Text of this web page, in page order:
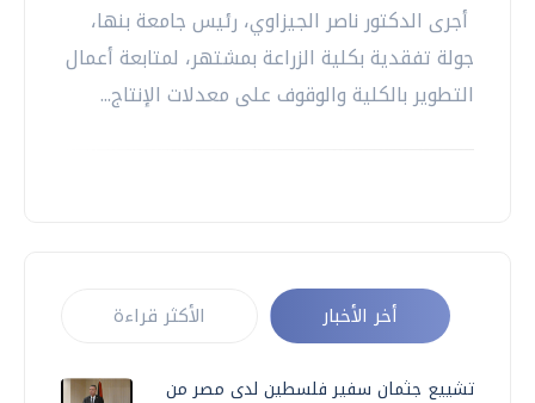
أجرى الدكتور ناصر الجيزاوي، رئيس جامعة بنها،
جولة تفقدية بكلية الزراعة بمشتهر، لمتابعة أعمال
التطوير بالكلية والوقوف على معدلات الإنتاج...
أخر الأخبار الأكثر قراءة
تشييع جثمان سفير فلسطين لدى مصر من